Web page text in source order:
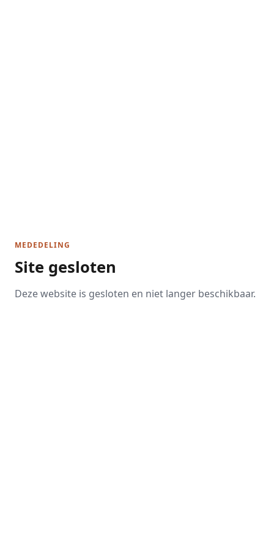
MEDEDELING
Site gesloten
Deze website is gesloten en niet langer beschikbaar.